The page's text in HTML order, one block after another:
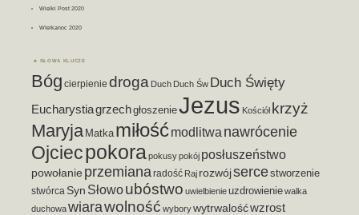
Wielki Post 2020
WIelkanoc 2020
SŁOWA KLUCZE
Bóg cierpienie droga Duch Duch Św Duch Święty
EucharystiagrzechgłoszenieJezus Kościół krzyż
Maryja Matkamiłośćmodlitwanawrócenie
Ojciecpokorapokusypokój posłuszeństwo
powołanie przemianaradość Raj rozwójsercestworzenie
stwórca Syn Słowoubóstwo uwielbienieuzdrowieniewalka
duchowawiarawolność wyborywytrwalośćwzrost